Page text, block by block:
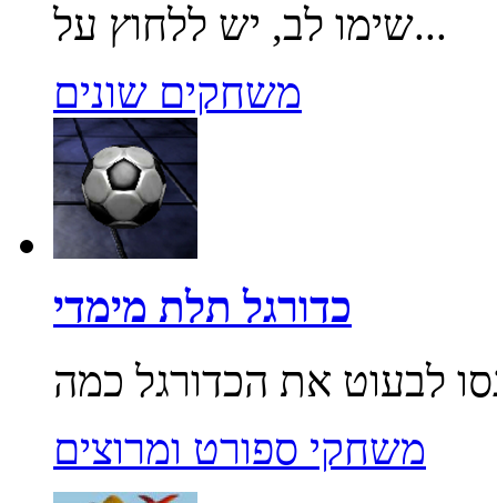
שימו לב, יש ללחוץ על...
משחקים שונים
כדורגל תלת מימדי
משחקי ספורט ומרוצים